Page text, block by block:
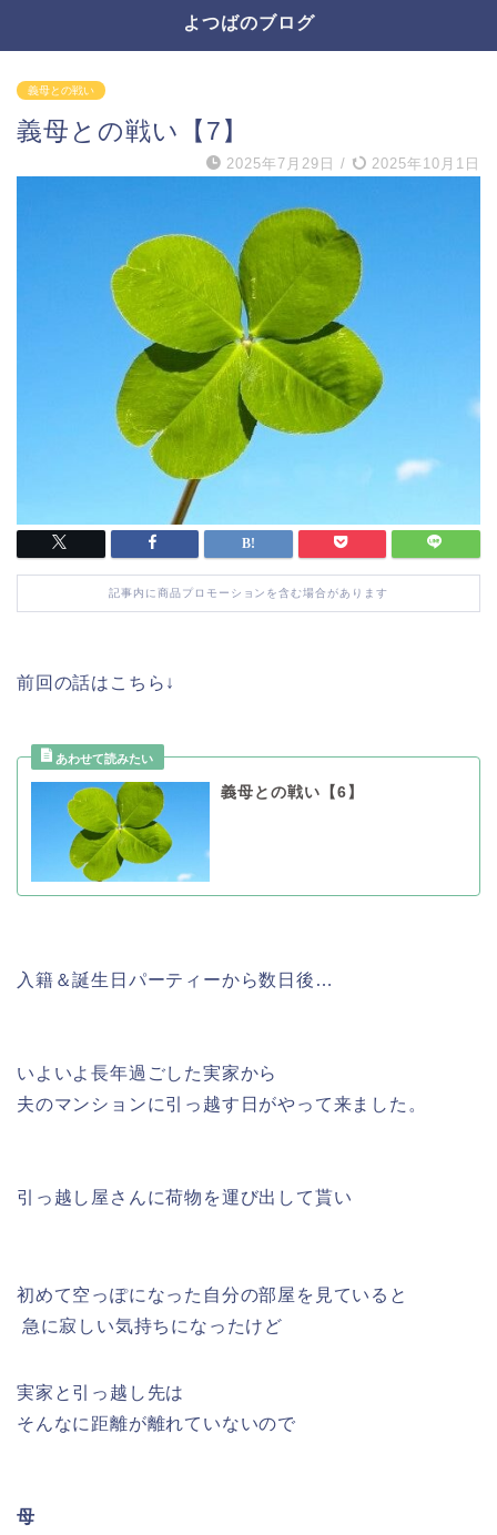
よつばのブログ
義母との戦い
義母との戦い【7】
2025年7月29日 / 2025年10月1日
記事内に商品プロモーションを含む場合があります
前回の話はこちら↓
義母との戦い【6】
入籍＆誕生日パーティーから数日後…
いよいよ長年過ごした実家から
夫のマンションに引っ越す日がやって来ました。
引っ越し屋さんに荷物を運び出して貰い
初めて空っぽになった自分の部屋を見ていると
急に寂しい気持ちになったけど
実家と引っ越し先は
そんなに距離が離れていないので
母